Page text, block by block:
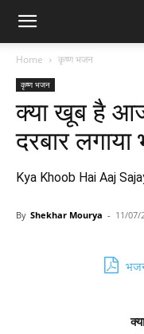
Bhajan
Lyrics
Home कृष्ण भजन
कृष्ण भजन
क्या खूब है
दरबार
Kya Khoob Hai Aaj
By Shekhar Mourya - 11/07/